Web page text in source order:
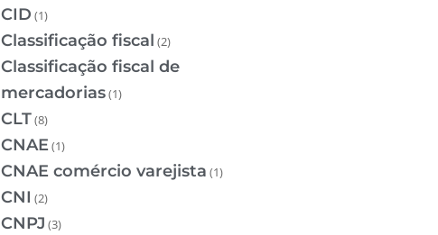
CID (1)
Classificação fiscal (2)
Classificação fiscal de
mercadorias(1)
CLT(8)
CNAE(1)
CNAE comércio varejista (1)
CNI (2)
CNPJ (3)